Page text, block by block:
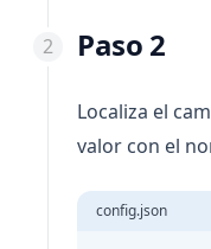
Paso 2
Localiza el
valor con el
config.json